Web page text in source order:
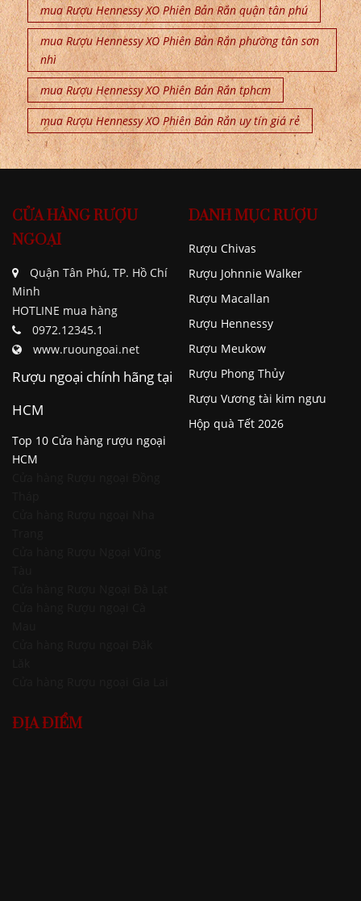
mua Rượu Hennessy XO Phiên Bản Rắn quận tân phú
mua Rượu Hennessy XO Phiên Bản Rắn phường tân sơn
nhì
mua Rượu Hennessy XO Phiên Bản Rắn tphcm
mua Rượu Hennessy XO Phiên Bản Rắn uy tín giá rẻ
CỬA HÀNG RƯỢU
NGOẠI
Quận Tân Phú, TP. Hồ Chí
Minh
HOTLINE mua hàng
0972.12345.1
www.ruoungoai.net
Rượu ngoại chính hãng tại
HCM
Top 10 Cửa hàng rượu ngoại
HCM
DANH MỤC RƯỢU
Rượu Chivas
Rượu Johnnie Walker
Rượu Macallan
Rượu Hennessy
Rượu Meukow
Rượu Phong Thủy
Rượu Vương tài kim ngưu
Hộp quà Tết 2026
ĐỊA ĐIỂM